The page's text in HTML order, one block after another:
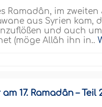
Ramadân, im
aus Syrien kam,
und auch
(möge Allâh ihn in..
17. Ramadân – Teil